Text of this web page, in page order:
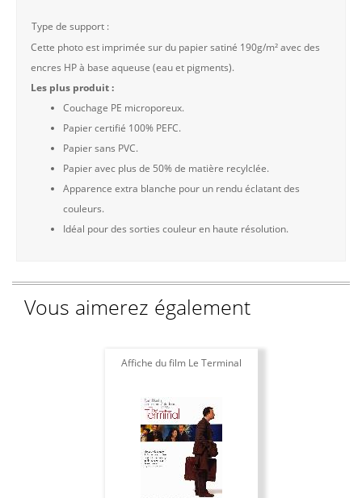
Type de support :
Cette photo est imprimée sur du papier satiné 190g/m² avec des
encres HP à base aqueuse (eau et pigments).
Les plus produit :
Couchage PE microporeux.
Papier certifié 100% PEFC.
Papier sans PVC.
Papier avec plus de 50% de matière recylclée.
Apparence extra blanche pour un rendu éclatant des
couleurs.
Idéal pour des sorties couleur en haute résolution.
Vous aimerez également
Affiche du film Le Terminal